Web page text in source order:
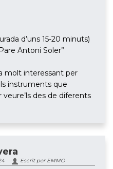
d’uns 15-20 minuts)
Antoni Soler”
molt interessant per
instruments que
veure’ls des de diferents
Escrit per EMMO